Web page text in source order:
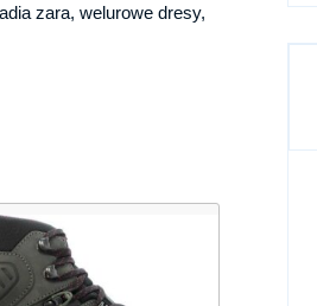
zara, welurowe dresy,